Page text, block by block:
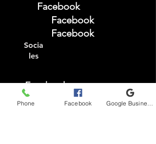
Facebook
Facebook
Facebook
Socia
les
Facebook
Instagram
Phone Facebook